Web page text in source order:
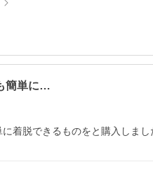
簡単に…
着脱できるものをと購入しま